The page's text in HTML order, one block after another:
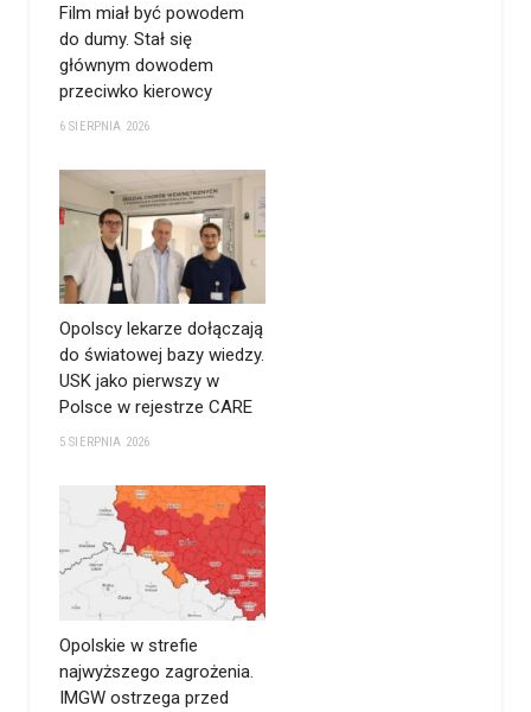
Film miał być powodem
do dumy. Stał się
głównym dowodem
przeciwko kierowcy
6 SIERPNIA 2026
Opolscy lekarze dołączają
do światowej bazy wiedzy.
USK jako pierwszy w
Polsce w rejestrze CARE
5 SIERPNIA 2026
Opolskie w strefie
najwyższego zagrożenia.
IMGW ostrzega przed